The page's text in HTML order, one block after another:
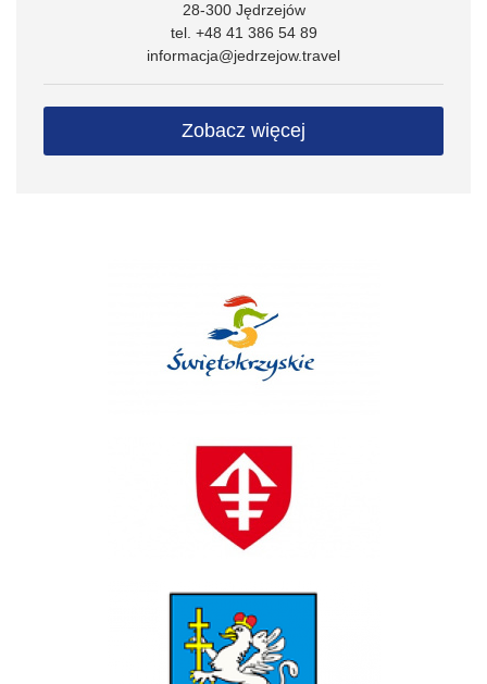
28-300 Jędrzejów
tel. +48 41 386 54 89
informacja@jedrzejow.travel
Zobacz więcej